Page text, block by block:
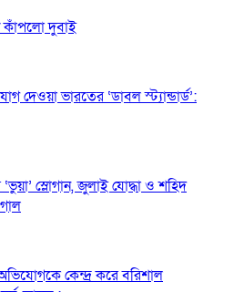
কাঁপলো দুবাই
দেওয়া ভারতের ‘ডাবল স্ট্যান্ডার্ড’:
স্লোগান, জুলাই যোদ্ধা ও শহিদ
কেন্দ্র করে বরিশাল